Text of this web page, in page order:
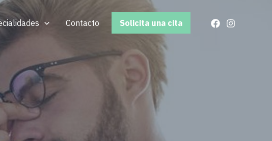
Contacto Solicita una cita